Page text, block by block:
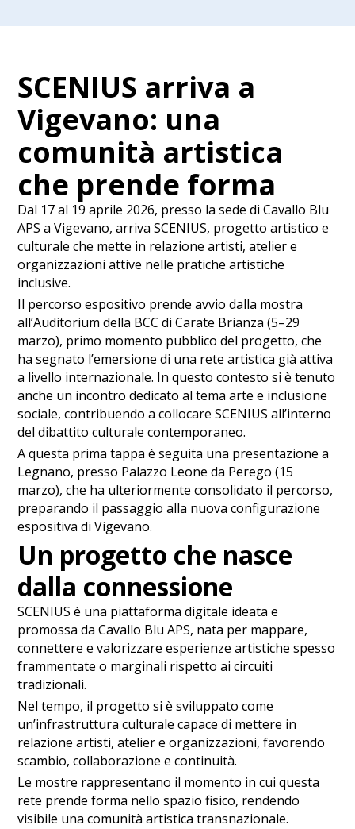
SCENIUS arriva a
Vigevano: una
comunità artistica
che prende forma
Dal 17 al 19 aprile 2026, presso la sede di Cavallo Blu
APS a Vigevano, arriva SCENIUS, progetto artistico e
culturale che mette in relazione artisti, atelier e
organizzazioni attive nelle pratiche artistiche
inclusive.
Il percorso espositivo prende avvio dalla mostra
all’Auditorium della BCC di Carate Brianza (5–29
marzo), primo momento pubblico del progetto, che
ha segnato l’emersione di una rete artistica già attiva
a livello internazionale. In questo contesto si è tenuto
anche un incontro dedicato al tema arte e inclusione
sociale, contribuendo a collocare SCENIUS all’interno
del dibattito culturale contemporaneo.
A questa prima tappa è seguita una presentazione a
Legnano, presso Palazzo Leone da Perego (15
marzo), che ha ulteriormente consolidato il percorso,
preparando il passaggio alla nuova configurazione
espositiva di Vigevano.
Un progetto che nasce
dalla connessione
SCENIUS è una piattaforma digitale ideata e
promossa da Cavallo Blu APS, nata per mappare,
connettere e valorizzare esperienze artistiche spesso
frammentate o marginali rispetto ai circuiti
tradizionali.
Nel tempo, il progetto si è sviluppato come
un’infrastruttura culturale capace di mettere in
relazione artisti, atelier e organizzazioni, favorendo
scambio, collaborazione e continuità.
Le mostre rappresentano il momento in cui questa
rete prende forma nello spazio fisico, rendendo
visibile una comunità artistica transnazionale.